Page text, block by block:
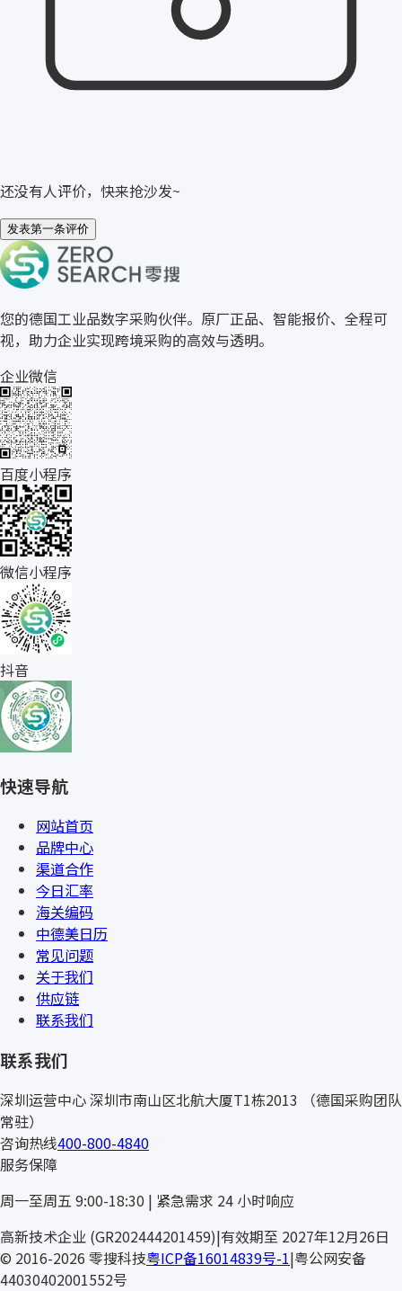
还没有人评价，快来抢沙发~
发表第一条评价
关于零搜
您的德国工业品数字采购伙伴。原厂正品、智能报价、全程可
视，助力企业实现跨境采购的高效与透明。
企业微信
百度小程序
微信小程序
抖音
快速导航
网站首页
品牌中心
渠道合作
今日汇率
海关编码
中德美日历
常见问题
关于我们
供应链
联系我们
联系我们
深圳运营中心深圳市南山区北航大厦T1栋2013
（德国采购团队
常驻）
咨询热线400-800-4840
服务保障
周一至周五 9:00-18:30 | 紧急需求 24 小时响应
高新技术企业 (GR202444201459)|有效期至 2027年12月26日
© 2016-2026 零搜科技粤ICP备16014839号-1|粤公网安备
44030402001552号